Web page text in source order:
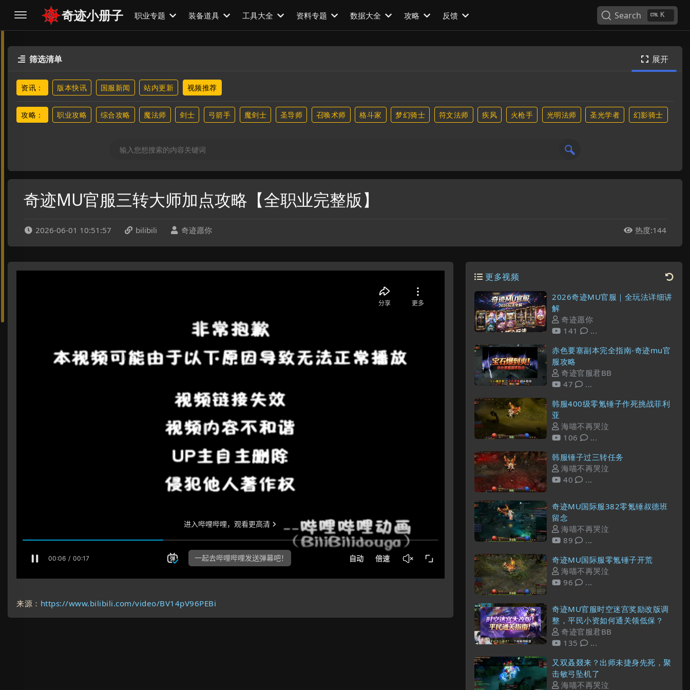
奇迹小册子 职业专题 装备道具 工具大全 资料专题 数据大全 攻略 反馈 Search K
 筛选清单  展开
资讯： 版本快讯 国服新闻 站内更新 视频推荐
攻略： 职业攻略 综合攻略 魔法师 剑士 弓箭手 魔剑士 圣导师 召唤术师 格斗家 梦幻骑士 符文法师 疾风 火枪手 光明法师 圣光学者 幻影骑士
奇迹MU官服三转大师加点攻略【全职业完整版】
 2026-06-01 10:51:57  bilibili  奇迹愿你  热度:144
来源： https://www.bilibili.com/video/BV14pV96PEBi
更多视频
2026奇迹MU官服｜全玩法详细讲
解
奇迹愿你
141
...
赤色要塞副本完全指南-奇迹mu官
服攻略
奇迹官服君BB
47
...
韩服400级零氪锤子作死挑战菲利
亚
海喵不再哭泣
106
...
韩服锤子过三转任务
海喵不再哭泣
40
...
奇迹MU国际服382零氪锤叔德班
留念
海喵不再哭泣
89
...
奇迹MU国际服零氪锤子开荒
海喵不再哭泣
96
...
奇迹MU官服时空迷宫奖励改版调
整，平民小资如何通关领低保？
奇迹官服君BB
135
...
又双叒叕来？出师未捷身先死，聚
击敏弓坠机了
海喵不再哭泣